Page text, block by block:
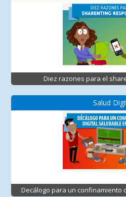
Diez razones para el
Salud
Decálogo para un confinamiento